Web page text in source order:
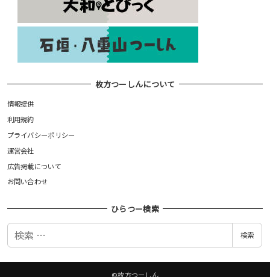
枚方つーしんについて
情報提供
利用規約
プライバシーポリシー
運営会社
広告掲載について
お問い合わせ
ひらつー検索
検
検索
©枚方つーしん